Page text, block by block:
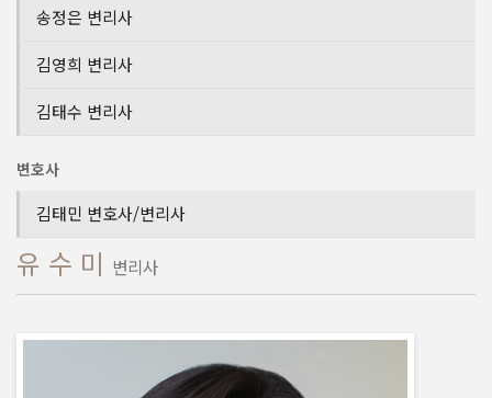
송정은 변리사
김영희 변리사
김태수 변리사
변호사
김태민 변호사/변리사
유 수 미 변리사